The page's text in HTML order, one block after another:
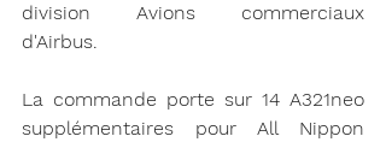
division Avions commerciaux
d'Airbus.
La commande porte sur 14 A321neo
supplémentaires pour All Nippon